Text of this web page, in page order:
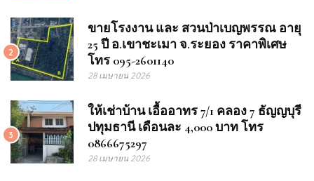
2
ขายโรงงาน และ สวนป่าเบญพรรณ อายุ
25 ปี อ.เขาชะเมา จ.ระยอง ราคาพิเศษ
โทร 095-2601140
28 เมษายน 2026
3
ให้เช่าบ้าน เอื้ออาทร 7/1 คลอง 7 ธัญญบุรี
ปทุมธานี เดือนละ 4,000 บาท โทร
0866675297
28 เมษายน 2026